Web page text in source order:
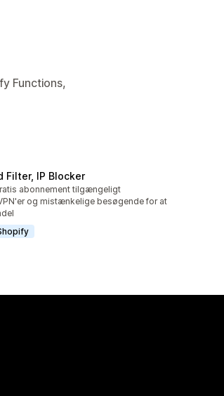
Functions,
Filter, IP Blocker
i altabonnement tilgængeligt
og mistænkelige besøgende for at